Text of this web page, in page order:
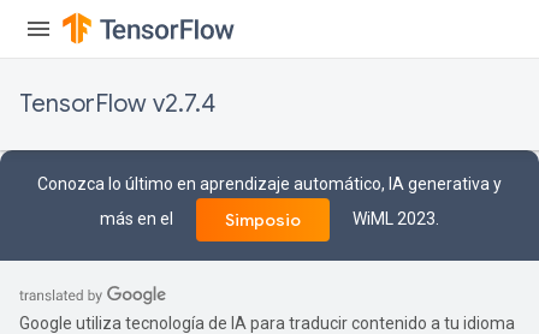
TensorFlow v2.7.4
Conozca lo último en aprendizaje automático, IA generativa y
más en el
Simposio WiML 2023.
Google utiliza tecnología de IA para traducir contenido a tu idioma